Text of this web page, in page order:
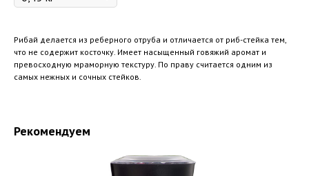
Рибай делается из реберного отруба и отличается от риб-стейка тем,
что не содержит косточку. Имеет насыщенный говяжий аромат и
превосходную мраморную текстуру. По праву считается одним из
самых нежных и сочных стейков.
Рекомендуем